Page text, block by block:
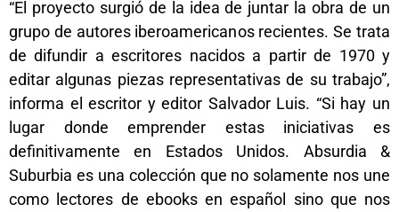
“El proyecto surgió de la idea de juntar la obra de un
grupo de autores iberoamericanos recientes. Se trata
de difundir a escritores nacidos a partir de 1970 y
editar algunas piezas representativas de su trabajo”,
informa el escritor y editor Salvador Luis. “Si hay un
lugar donde emprender estas iniciativas es
definitivamente en Estados Unidos. Absurdia &
Suburbia es una colección que no solamente nos une
como lectores de ebooks en español sino que nos